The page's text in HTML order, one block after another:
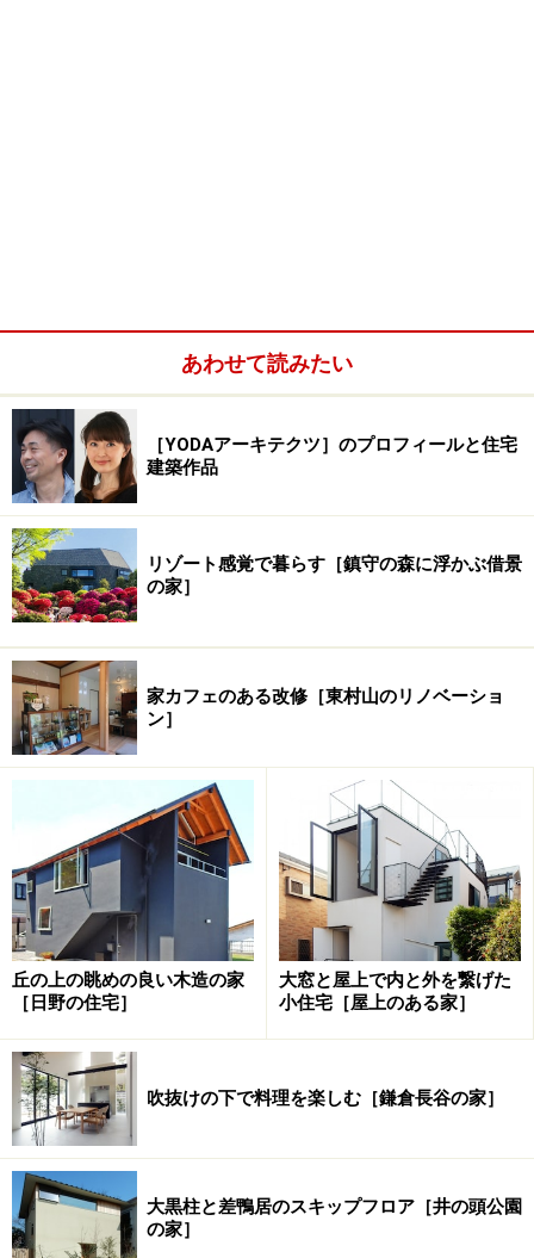
あわせて読みたい
［YODAアーキテクツ］のプロフィールと住宅
建築作品
リゾート感覚で暮らす［鎮守の森に浮かぶ借景
の家］
家カフェのある改修［東村山のリノベーショ
ン］
丘の上の眺めの良い木造の家
［日野の住宅］
大窓と屋上で内と外を繋げた
小住宅［屋上のある家］
吹抜けの下で料理を楽しむ［鎌倉長谷の家］
大黒柱と差鴨居のスキップフロア［井の頭公園
の家］